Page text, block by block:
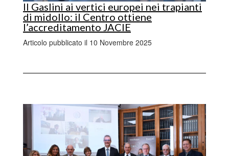
Il Gaslini ai vertici europei nei trapianti
di midollo: il Centro ottiene
l’accreditamento JACIE
Articolo pubblicato il 10 Novembre 2025